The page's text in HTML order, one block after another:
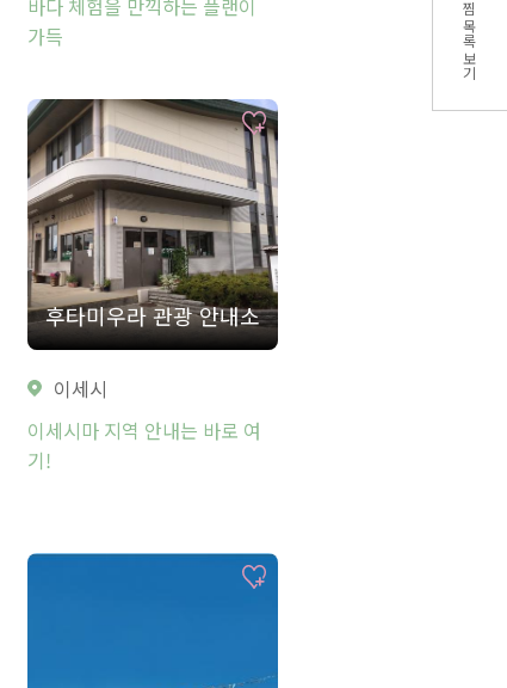
찜 목록 보기
가득
후타미우라 관광 안내소
이세시
이세시마 지역 안내는 바로 여
기!